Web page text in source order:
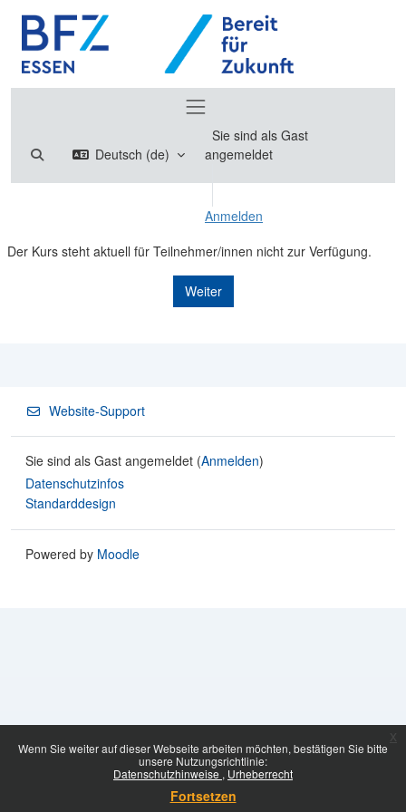
Wenn Sie weiter auf dieser Webseite arbeiten möchten, bestätigen Sie bitte
unsere Nutzungsrichtlinie:
Datenschutzhinweise
Urheberrecht
Fortsetzen
Sucheingabe umschalten
Deutsch ‎(de)‎
Sie sind als Gast
angemeldet
Anmelden
Der Kurs steht aktuell für Teilnehmer/innen nicht zur Verfügung.
Weiter
Website-Support
Sie sind als Gast angemeldet (Anmelden)
Datenschutzinfos
Standarddesign
Powered by Moodle